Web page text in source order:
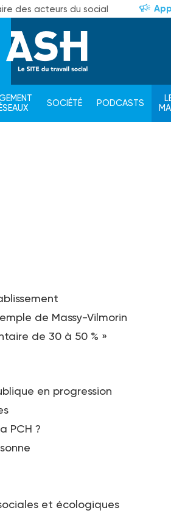
des acteurs du social
SOCIÉTÉ PODCASTS
de Massy-Vilmorin
de 30 à 50 % »
en progression
PCH ?
et écologiques